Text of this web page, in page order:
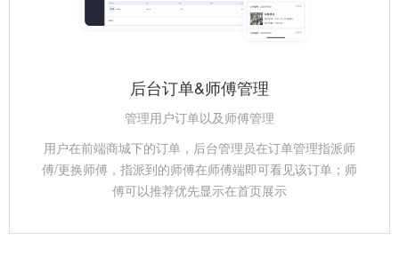
后台订单&师傅管理
管理用户订单以及师傅管理
用户在前端商城下的订单，后台管理员在订单管理指派师
傅/更换师傅，指派到的师傅在师傅端即可看见该订单；师
傅可以推荐优先显示在首页展示